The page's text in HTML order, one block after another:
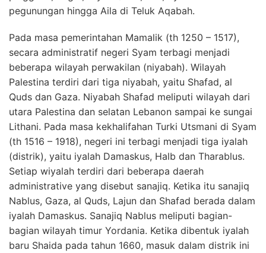
pegunungan hingga Aila di Teluk Aqabah.
Pada masa pemerintahan Mamalik (th 1250 – 1517),
secara administratif negeri Syam terbagi menjadi
beberapa wilayah perwakilan (niyabah). Wilayah
Palestina terdiri dari tiga niyabah, yaitu Shafad, al
Quds dan Gaza. Niyabah Shafad meliputi wilayah dari
utara Palestina dan selatan Lebanon sampai ke sungai
Lithani. Pada masa kekhalifahan Turki Utsmani di Syam
(th 1516 – 1918), negeri ini terbagi menjadi tiga iyalah
(distrik), yaitu iyalah Damaskus, Halb dan Tharablus.
Setiap wiyalah terdiri dari beberapa daerah
administrative yang disebut sanajiq. Ketika itu sanajiq
Nablus, Gaza, al Quds, Lajun dan Shafad berada dalam
iyalah Damaskus. Sanajiq Nablus meliputi bagian-
bagian wilayah timur Yordania. Ketika dibentuk iyalah
baru Shaida pada tahun 1660, masuk dalam distrik ini